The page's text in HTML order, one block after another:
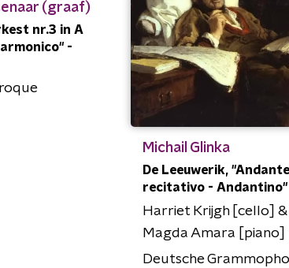
(graaf)
nr.3 in A
-
Michail Glinka
De Leeuwerik,
recitativo -
Harriet Krijgh [cello] &
Magda Amara [piano]
Deutsche